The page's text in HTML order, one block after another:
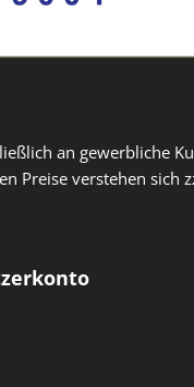
an gewerbliche
Preise verstehen sich